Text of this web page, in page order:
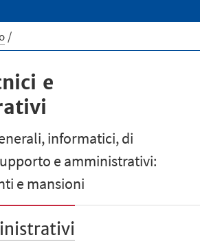
e
informatici, di
e amministrativi:
e mansioni